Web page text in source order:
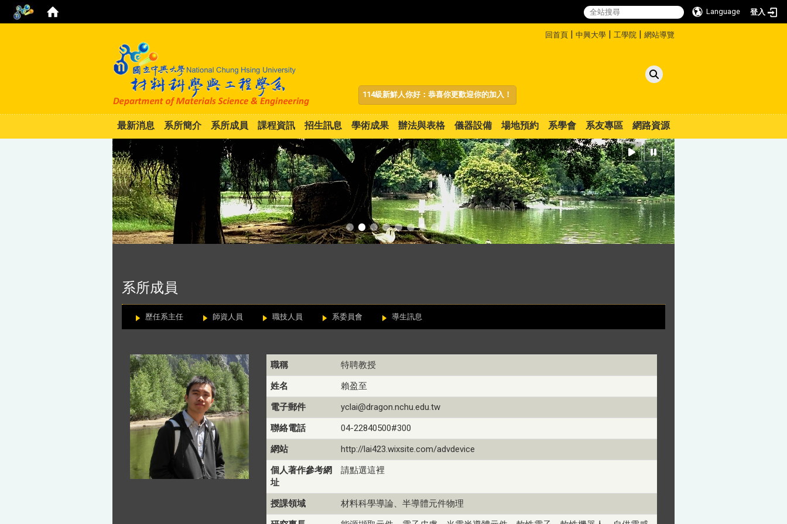
Language 登入
回首頁 | 中興大學 | 工學院 | 網站導覽
114級新鮮人你好：恭喜你更歡迎你的加入！
最新消息 系所簡介 系所成員 課程資訊 招生訊息 學術成果 辦法與表格 儀器設備 場地預約 系學會 系友專區 網路資源
系所成員
歷任系主任 師資人員 職技人員 系委員會 導生訊息
職稱
特聘教授
姓名
賴盈至
電子郵件
yclai@dragon.nchu.edu.tw
聯絡電話
04-22840500#300
網站
http://lai423.wixsite.com/advdevice
個人著作參考網
址
請點選這裡
授課領域
材料科學導論、半導體元件物理